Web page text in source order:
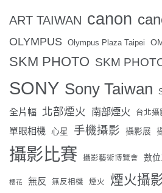
ART TAIWAN canon
OLYMPUS Olympus Plaza Taipei
SKM PHOTO SKM
SONY Sony Taiwan
全片幅 北部煙火 南部煙火 台北攝
單眼相機 心星 手機攝影 攝影展
攝影比賽 攝影藝術博覽會 數
櫻花 無反 無反相機 煙火 煙火攝